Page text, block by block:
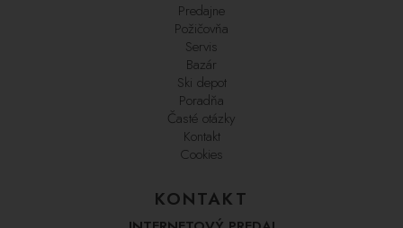
Predajne
Požičovňa
Servis
Bazár
Ski depot
Poradňa
Časté otázky
Kontakt
Cookies
KONTAKT